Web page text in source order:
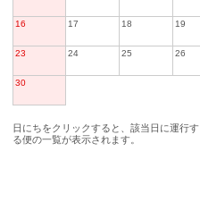
16 17 18 19
23 24 25 26
30
日にちをクリックすると、該当日に運行す
る便の一覧が表示されます。